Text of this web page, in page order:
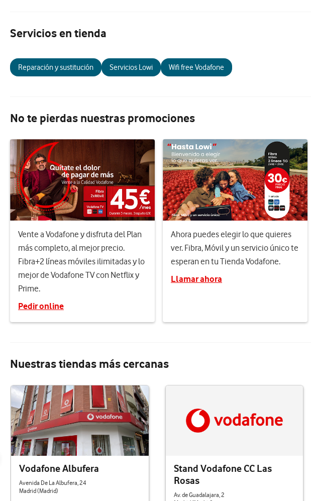
Servicios en tienda
Reparación y sustitución Servicios Lowi Wifi free Vodafone
No te pierdas nuestras promociones
Vente a Vodafone y disfruta del Plan
más completo, al mejor precio.
Fibra+2 líneas móviles ilimitadas y lo
mejor de Vodafone TV con Netflix y
Prime.
Pedir online
Ahora puedes elegir lo que quieres
ver. Fibra, Móvil y un servicio único te
esperan en tu Tienda Vodafone.
Llamar ahora
Nuestras tiendas más cercanas
Vodafone Albufera
Avenida De La Albufera, 24
Madrid (Madrid)
Stand Vodafone CC Las
Rosas
Av. de Guadalajara, 2